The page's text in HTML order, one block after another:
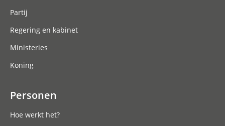
Partij
Regering en kabinet
Ministeries
Koning
Personen
Hoe werkt het?